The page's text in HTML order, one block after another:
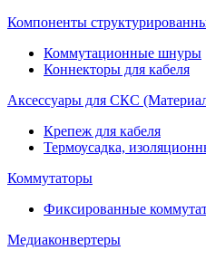
Компоненты
Коммутационные шнуры
Коннекторы для кабеля
Аксессуары для СКС
Крепеж для кабеля
Термоусадка,
Коммутаторы
Фиксированные
Медиаконвертеры